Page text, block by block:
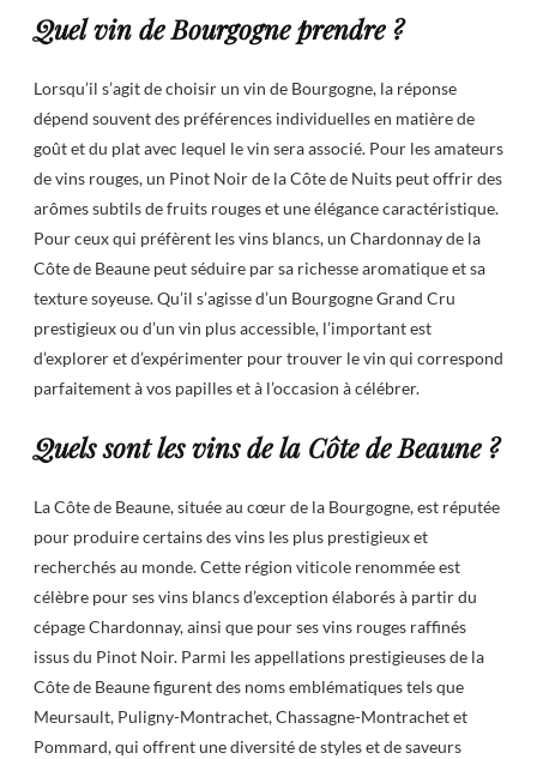
Quel vin de Bourgogne prendre ?
Lorsqu’il s’agit de choisir un vin de Bourgogne, la réponse
dépend souvent des préférences individuelles en matière de
goût et du plat avec lequel le vin sera associé. Pour les amateurs
de vins rouges, un Pinot Noir de la Côte de Nuits peut offrir des
arômes subtils de fruits rouges et une élégance caractéristique.
Pour ceux qui préfèrent les vins blancs, un Chardonnay de la
Côte de Beaune peut séduire par sa richesse aromatique et sa
texture soyeuse. Qu’il s’agisse d’un Bourgogne Grand Cru
prestigieux ou d’un vin plus accessible, l’important est
d’explorer et d’expérimenter pour trouver le vin qui correspond
parfaitement à vos papilles et à l’occasion à célébrer.
Quels sont les vins de la Côte de Beaune ?
La Côte de Beaune, située au cœur de la Bourgogne, est réputée
pour produire certains des vins les plus prestigieux et
recherchés au monde. Cette région viticole renommée est
célèbre pour ses vins blancs d’exception élaborés à partir du
cépage Chardonnay, ainsi que pour ses vins rouges raffinés
issus du Pinot Noir. Parmi les appellations prestigieuses de la
Côte de Beaune figurent des noms emblématiques tels que
Meursault, Puligny-Montrachet, Chassagne-Montrachet et
Pommard, qui offrent une diversité de styles et de saveurs